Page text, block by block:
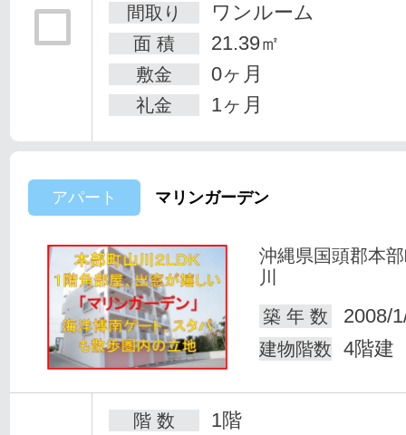
間取り
ワンルーム
面 積 21.39㎡
敷金 0ヶ月
礼金 1ヶ月
アパート マリンガーデン
沖縄県国頭郡本
川
築 年 数
2008/
建物階数 4階建
階 数 1階